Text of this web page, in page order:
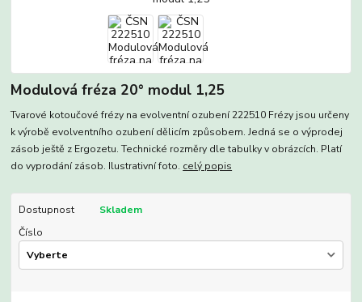
Modulová fréza 20° modul 1,25
Tvarové kotoučové frézy na evolventní ozubení 222510 Frézy jsou určeny
k výrobě evolventního ozubení dělicím způsobem. Jedná se o výprodej
zásob ještě z Ergozetu. Technické rozměry dle tabulky v obrázcích. Platí
do vyprodání zásob. Ilustrativní foto. celý popis
Dostupnost
Skladem
Číslo